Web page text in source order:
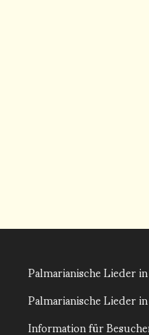
Palmarianische Lieder
Palmarianische Lieder
Information für